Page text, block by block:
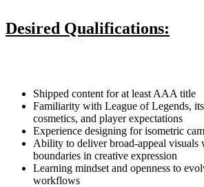
Desired Qualifications:
Shipped content for at least AAA title
Familiarity with League of Legends,
cosmetics, and player expectations
Experience designing for isometric
Ability to deliver broad-appeal visuals
boundaries in creative expression
Learning mindset and openness to
workflows